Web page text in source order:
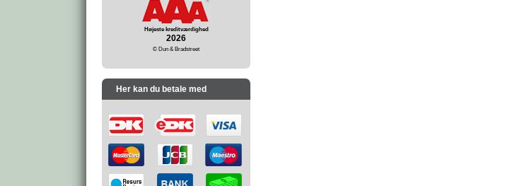
Højeste kreditværdighed
2026
© Dun & Bradstreet
Her kan du betale med